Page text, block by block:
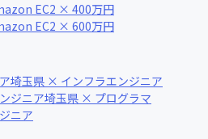
EC2 × 400万円
EC2 × 600万円
埼玉県 × インフラエンジニア
ジニア埼玉県 × プログラマ
ニア